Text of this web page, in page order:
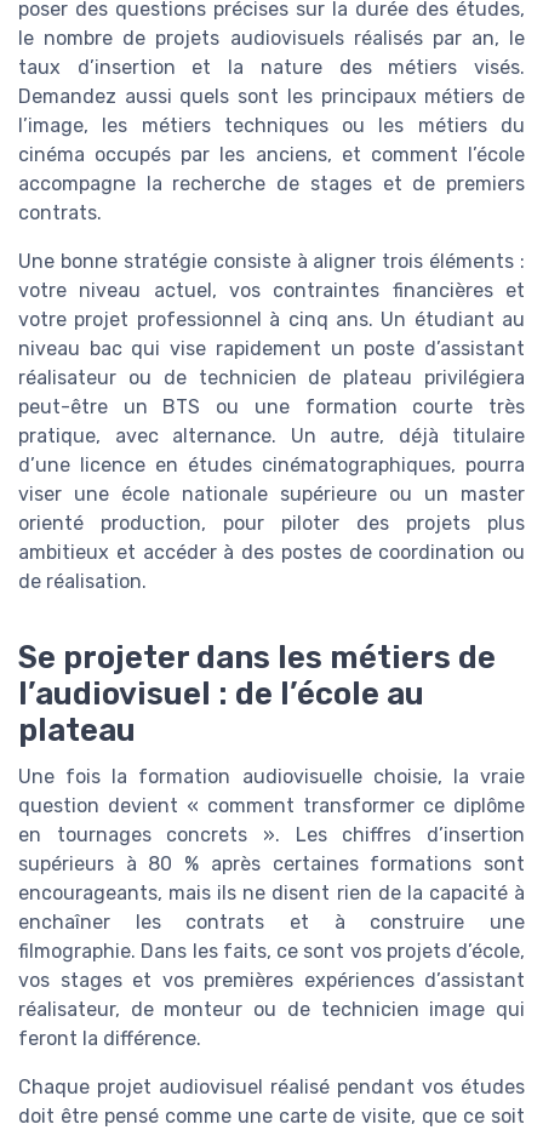
poser des questions précises sur la durée des études,
le nombre de projets audiovisuels réalisés par an, le
taux d’insertion et la nature des métiers visés.
Demandez aussi quels sont les principaux métiers de
l’image, les métiers techniques ou les métiers du
cinéma occupés par les anciens, et comment l’école
accompagne la recherche de stages et de premiers
contrats.
Une bonne stratégie consiste à aligner trois éléments :
votre niveau actuel, vos contraintes financières et
votre projet professionnel à cinq ans. Un étudiant au
niveau bac qui vise rapidement un poste d’assistant
réalisateur ou de technicien de plateau privilégiera
peut-être un BTS ou une formation courte très
pratique, avec alternance. Un autre, déjà titulaire
d’une licence en études cinématographiques, pourra
viser une école nationale supérieure ou un master
orienté production, pour piloter des projets plus
ambitieux et accéder à des postes de coordination ou
de réalisation.
Se projeter dans les métiers de
l’audiovisuel : de l’école au
plateau
Une fois la formation audiovisuelle choisie, la vraie
question devient « comment transformer ce diplôme
en tournages concrets ». Les chiffres d’insertion
supérieurs à 80 % après certaines formations sont
encourageants, mais ils ne disent rien de la capacité à
enchaîner les contrats et à construire une
filmographie. Dans les faits, ce sont vos projets d’école,
vos stages et vos premières expériences d’assistant
réalisateur, de monteur ou de technicien image qui
feront la différence.
Chaque projet audiovisuel réalisé pendant vos études
doit être pensé comme une carte de visite, que ce soit